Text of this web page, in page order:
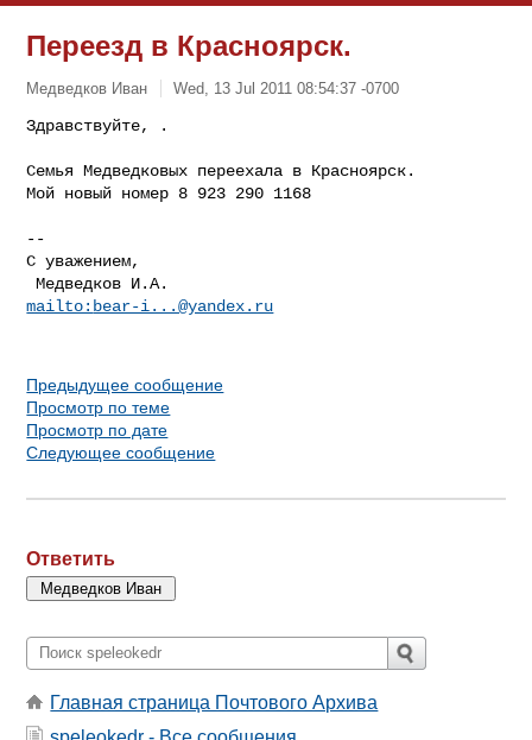
Переезд в Красноярск.
Медведков Иван Wed, 13 Jul 2011 08:54:37 -0700
Здравствуйте, .
Семья Медведковых переехала в Красноярск.
Мой новый номер 8 923 290 1168
--
С уважением,
mailto: bear-i...@yandex.ru
Предыдущее сообщение
Просмотр по теме
Просмотр по дате
Следующее сообщение
Ответить
Главная страница Почтового Архива